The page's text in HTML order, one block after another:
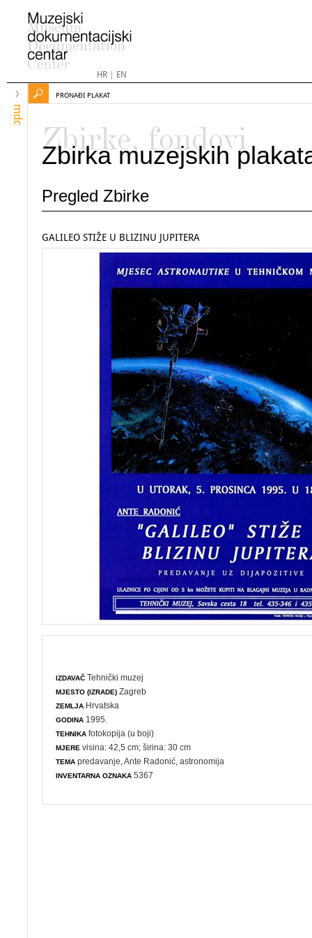
HR| EN
mdc
PRONAĐI PLAKAT
Zbirke, fondovi
Zbirka muzejskih
Pregled Zbirke
GALILEO STIŽE U BLIZINU JUPITERA
IZDAVAČ Tehnički muzej
MJESTO (IZRADE) Zagreb
ZEMLJA Hrvatska
GODINA 1995.
TEHNIKA fotokopija (u boji)
MJERE visina: 42,5 cm; širina: 30 cm
TEMA predavanje , Ante Radonić,astronomija
INVENTARNA OZNAKA 5367